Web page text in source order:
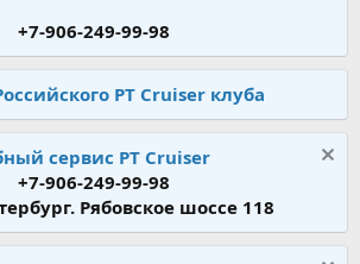
+7-906-249-99-98
PT Cruiser клуба
сервис PT Cruiser
+7-906-249-99-98
Рябовское шоссе 118